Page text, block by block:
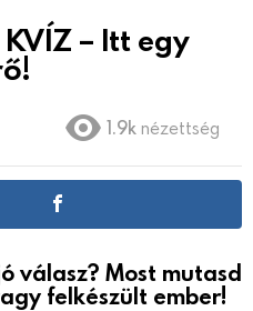
– Itt egy
1.9k nézettség
válasz? Most mutasd
felkészült ember!